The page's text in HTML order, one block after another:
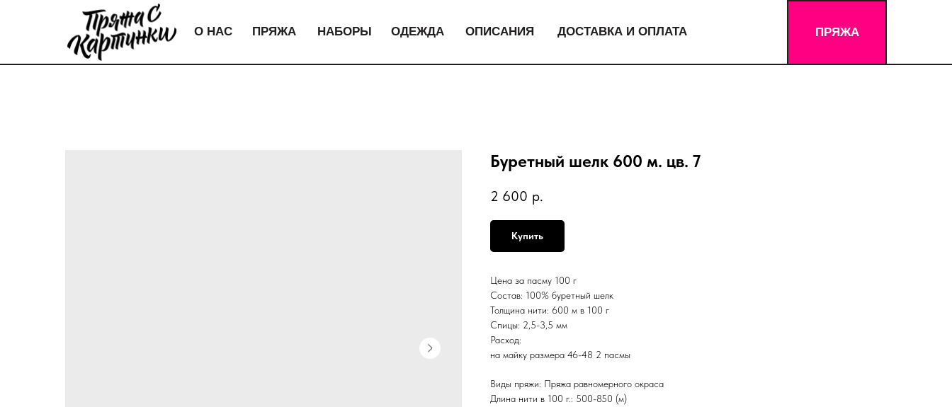
ПРЯЖА ОДЕЖДА
О НАС ПРЯЖА
НАБОРЫ ОПИСАНИЯ ДОСТАВКА И ОПЛАТА
Буретный шелк 600 м. цв. 7
2 600 р.
Купить
Цена за пасму 100 г
Состав: 100% буретный шелк
Толщина нити: 600 м в 100 г
Спицы: 2,5-3,5 мм
Расход:
на майку размера 46-48 2 пасмы
Виды пряжи: Пряжа равномерного окраса
Длина нити в 100 г.: 500-850 (м)